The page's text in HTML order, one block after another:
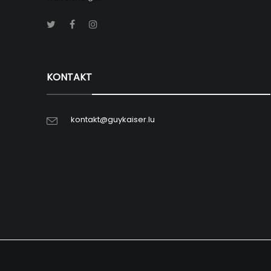
KONTAKT
kontakt@guykaiser.lu